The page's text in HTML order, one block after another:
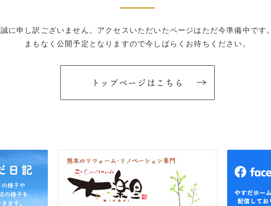
誠に申し訳ございません。 アクセスいただいたページはただ今準備中です。
まもなく公開予定となりますので今しばらくお待ちください。
トップページはこちら